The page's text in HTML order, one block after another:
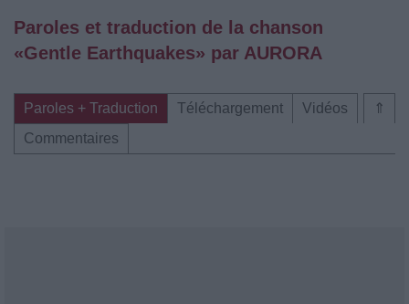
Paroles et traduction de la chanson
«Gentle Earthquakes» par AURORA
⇑
Paroles + Traduction Téléchargement
Vidéos
Commentaires